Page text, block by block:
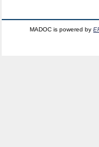
MADOC is powered by